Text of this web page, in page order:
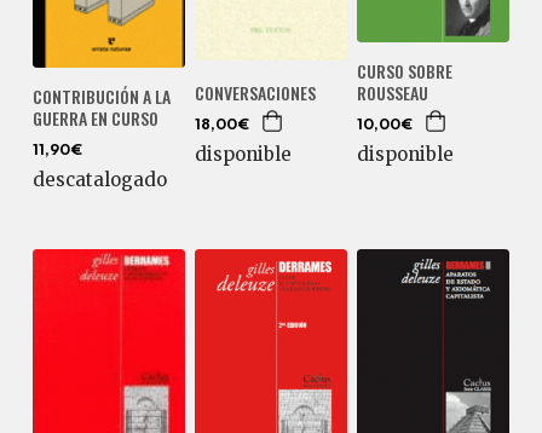
CONTRIBUCIÓN A LA
GUERRA EN CURSO
11,90€
descatalogado
CONVERSACIONES
18,00€
disponible
CURSO SOBRE
ROUSSEAU
10,00€
disponible